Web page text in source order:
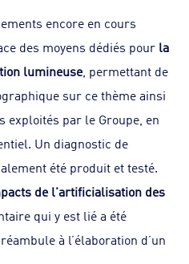
encore en cours
des moyens dédiés pour la
lumineuse, permettant de
sur ce thème ainsi
exploités par le Groupe, en
Un diagnostic de
été produit et testé.
de l'artificialisation des
qui y est lié a été
à l’élaboration d’un